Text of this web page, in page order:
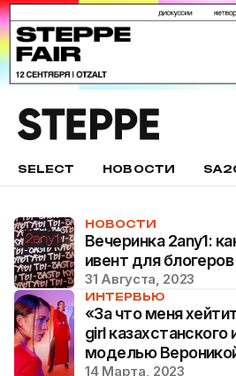
SELECT НОВОСТИ
НОВОСТИ
Вечеринка 2any1:
ивент для блогеров
31 Августа, 2023
ИНТЕРВЬЮ
«За что меня
girl казахстанского
моделью
14 Марта, 2023